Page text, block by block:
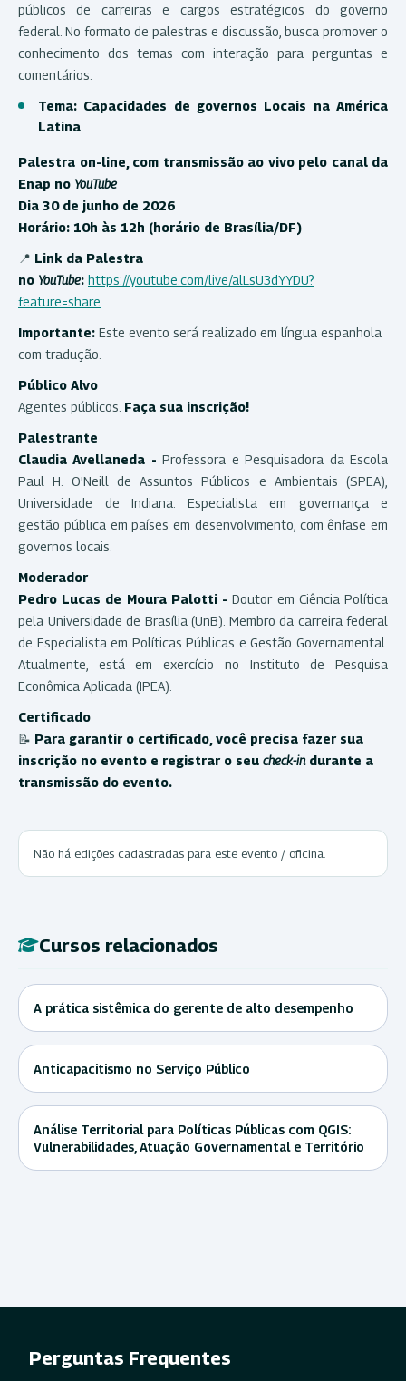
públicos de carreiras e cargos estratégicos do governo
federal. No formato de palestras e discussão, busca promover o
conhecimento dos temas com interação para perguntas e
comentários.
Tema: Capacidades de governos Locais na América
Latina
Palestra on-line, com transmissão ao vivo pelo canal da
Enap no YouTube
Dia 30 de junho de 2026
Horário: 10h às 12h (horário de Brasília/DF)
📍 Link da Palestra
no YouTube: https://youtube.com/live/alLsU3dYYDU?
feature=share
Importante: Este evento será realizado em língua espanhola
com tradução.
Público Alvo
Agentes públicos. Faça sua inscrição!
Palestrante
Claudia Avellaneda -Professora e Pesquisadora da Escola
Paul H. O'Neill de Assuntos Públicos e Ambientais (SPEA),
Universidade de Indiana. Especialista em governança e
gestão pública em países em desenvolvimento, com ênfase em
governos locais.
Moderador
Pedro Lucas de Moura Palotti -Doutor em Ciência Política
pela Universidade de Brasília (UnB). Membro da carreira federal
de Especialista em Políticas Públicas e Gestão Governamental.
Atualmente, está em exercício no Instituto de Pesquisa
Econômica Aplicada (IPEA).
Certificado
📝 Para garantir o certificado, você precisa fazer sua
inscrição no evento e registrar o seu check-indurante a
transmissão do evento.
Não há edições cadastradas para este evento / oficina.
Cursos relacionados
A prática sistêmica do gerente de alto desempenho
Anticapacitismo no Serviço Público
Análise Territorial para Políticas Públicas com QGIS:
Vulnerabilidades, Atuação Governamental e Território
Perguntas Frequentes